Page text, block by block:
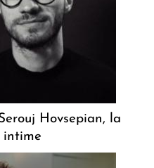
Hovsepian, la
intime